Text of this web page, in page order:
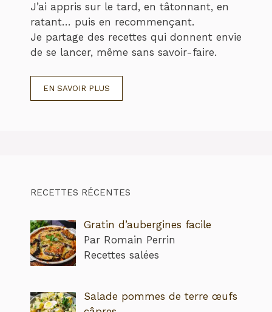
J’ai appris sur le tard, en tâtonnant, en
ratant… puis en recommençant.
Je partage des recettes qui donnent envie
de se lancer, même sans savoir-faire.
EN SAVOIR PLUS
RECETTES RÉCENTES
Gratin d’aubergines facile
Par Romain Perrin
Recettes salées
Salade pommes de terre œufs